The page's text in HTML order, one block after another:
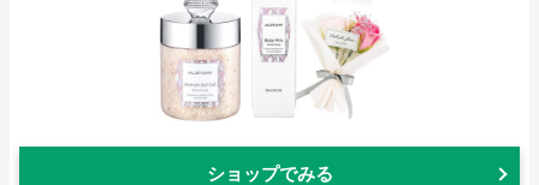
ショップでみる